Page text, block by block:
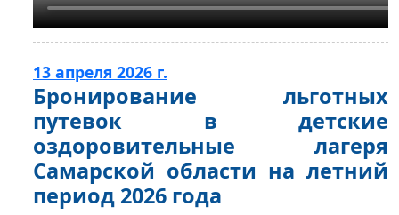
13 апреля 2026 г.
Бронирование льготных
путевок в детские
оздоровительные лагеря
Самарской области на летний
период 2026 года